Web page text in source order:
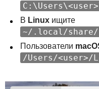
В Linux ищите
~/.local/
Пользователи
/Users/